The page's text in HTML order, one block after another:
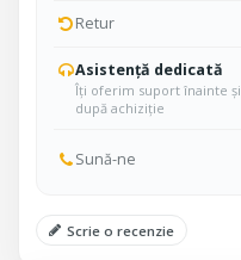
Retur
Asistență dedicată
Îți oferim suport înainte și
după achiziție
Sună-ne
Scrie o recenzie